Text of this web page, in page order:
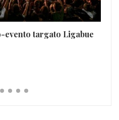
targato Ligabue